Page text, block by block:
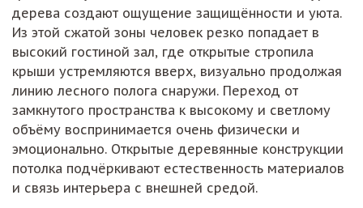
дерева создают ощущение защищённости и уюта.
Из этой сжатой зоны человек резко попадает в
высокий гостиной зал, где открытые стропила
крыши устремляются вверх, визуально продолжая
линию лесного полога снаружи. Переход от
замкнутого пространства к высокому и светлому
объёму воспринимается очень физически и
эмоционально. Открытые деревянные конструкции
потолка подчёркивают естественность материалов
и связь интерьера с внешней средой.